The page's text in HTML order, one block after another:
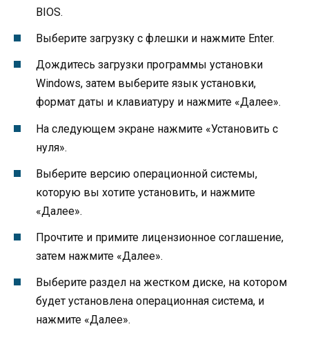
BIOS.
Выберите загрузку с флешки и нажмите Enter.
Дождитесь загрузки программы установки
Windows, затем выберите язык установки,
формат даты и клавиатуру и нажмите «Далее».
На следующем экране нажмите «Установить с
нуля».
Выберите версию операционной системы,
которую вы хотите установить, и нажмите
«Далее».
Прочтите и примите лицензионное соглашение,
затем нажмите «Далее».
Выберите раздел на жестком диске, на котором
будет установлена операционная система, и
нажмите «Далее».